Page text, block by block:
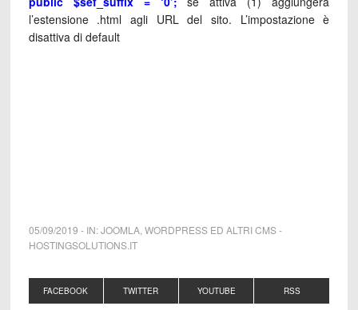
l’estensione .html agli URL del sito. L’impostazione è
disattiva di default
05/09/2019 - IN:JOOMLA, WORDPRESS ED ALTRI CMS-
HOSTINGSOLUTIONS.IT
FACEBOOK TWITTER YOUTUBE RSS